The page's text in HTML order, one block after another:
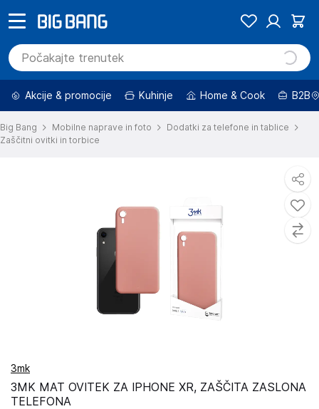
Akcije & promocije Kuhinje Home & Cook B2B
Big Bang Mobilne naprave in foto
Dodatki za telefone in tablice
Zaščitni ovitki in torbice
3mk
3MK MAT OVITEK ZA IPHONE XR, ZAŠČITA ZASLONA
TELEFONA